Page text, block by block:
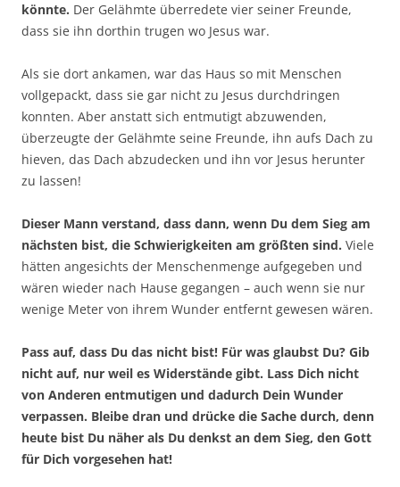
könnte. Der Gelähmte überredete vier seiner Freunde,
dass sie ihn dorthin trugen wo Jesus war.
Als sie dort ankamen, war das Haus so mit Menschen
vollgepackt, dass sie gar nicht zu Jesus durchdringen
konnten. Aber anstatt sich entmutigt abzuwenden,
überzeugte der Gelähmte seine Freunde, ihn aufs Dach zu
hieven, das Dach abzudecken und ihn vor Jesus herunter
zu lassen!
Dieser Mann verstand, dass dann, wenn Du dem Sieg am
nächsten bist, die Schwierigkeiten am größten sind. Viele
hätten angesichts der Menschenmenge aufgegeben und
wären wieder nach Hause gegangen – auch wenn sie nur
wenige Meter von ihrem Wunder entfernt gewesen wären.
Pass auf, dass Du das nicht bist! Für was glaubst Du? Gib
nicht auf, nur weil es Widerstände gibt. Lass Dich nicht
von Anderen entmutigen und dadurch Dein Wunder
verpassen. Bleibe dran und drücke die Sache durch, denn
heute bist Du näher als Du denkst an dem Sieg, den Gott
für Dich vorgesehen hat!